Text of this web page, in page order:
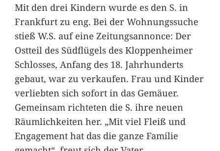
Mit den drei Kindern wurde es den S. in
Frankfurt zu eng. Bei der Wohnungssuche
stieß W.S. auf eine Zeitungsannonce: Der
Ostteil des Südflügels des Kloppenheimer
Schlosses, Anfang des 18. Jahrhunderts
gebaut, war zu verkaufen. Frau und Kinder
verliebten sich sofort in das Gemäuer.
Gemeinsam richteten die S. ihre neuen
Räumlichkeiten her. „Mit viel Fleiß und
Engagement hat das die ganze Familie